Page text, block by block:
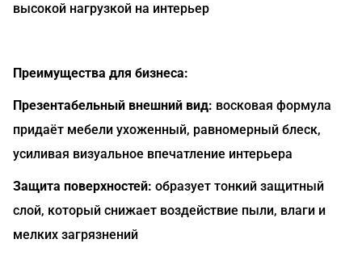
высокой нагрузкой на интерьер
Преимущества для бизнеса:
Презентабельный внешний вид: восковая формула
придаёт мебели ухоженный, равномерный блеск,
усиливая визуальное впечатление интерьера
Защита поверхностей: образует тонкий защитный
слой, который снижает воздействие пыли, влаги и
мелких загрязнений